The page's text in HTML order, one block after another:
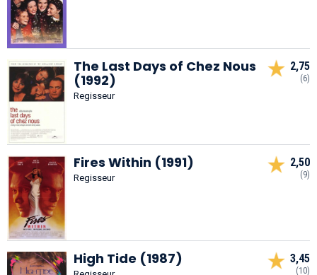
The Last Days of Chez Nous
(1992)
Regisseur
2,75
(6)
Fires Within (1991)
Regisseur
2,50
(9)
High Tide (1987) 3,45
(10)